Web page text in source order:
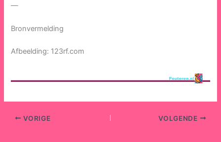
—
Bronvermelding
Afbeelding: 123rf.com
VORIGE VOLGENDE